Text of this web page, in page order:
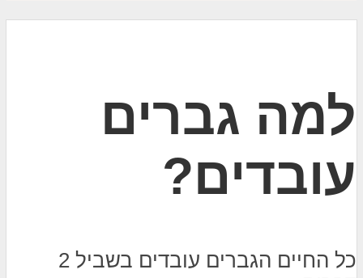
למה גברים
עובדים?
כל החיים הגברים עובדים בשביל 2